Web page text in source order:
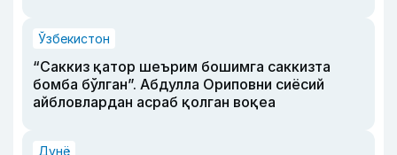
Ўзбекистон
“Саккиз қатор шеърим бошимга саккизта
бомба бўлган”. Абдулла Ориповни сиёсий
айбловлардан асраб қолган воқеа
Дунё